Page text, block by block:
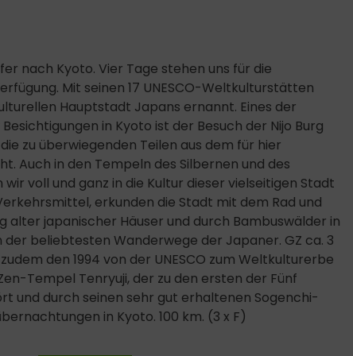
nach Kyoto. Vier Tage stehen uns für die
Mit seinen 17 UNESCO-Weltkulturstätten
Hauptstadt Japans ernannt. Eines der
in Kyoto ist der Besuch der Nijo Burg
zu überwiegenden Teilen aus dem für hier
Auch in den Tempeln des Silbernen und des
voll und ganz in die Kultur dieser vielseitigen Stadt
erkunden die Stadt mit dem Rad und
alter japanischer Häuser und durch Bambuswälder in
beliebtesten Wanderwege der Japaner. GZ ca. 3
den 1994 von der UNESCO zum Weltkulturerbe
Tempel Tenryuji, der zu den ersten der Fünf
und durch seinen sehr gut erhaltenen Sogenchi-
in Kyoto. 100 km. (3 x F)